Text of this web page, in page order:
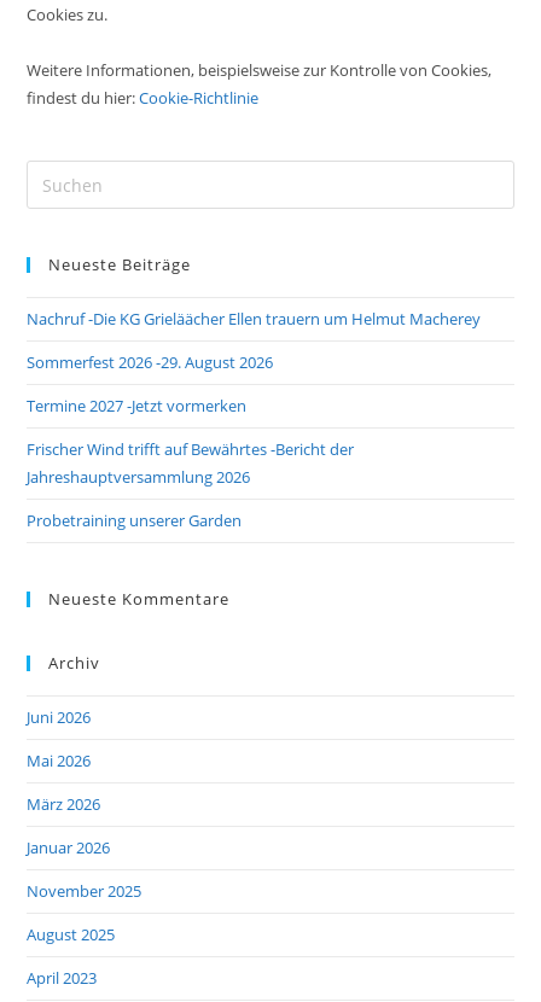
Cookies zu.
Weitere Informationen, beispielsweise zur Kontrolle von Cookies,
findest du hier:Cookie-Richtlinie
Neueste Beiträge
Nachruf -Die KG Grieläächer Ellen trauern um Helmut Macherey
Sommerfest 2026 -29. August 2026
Termine 2027 -Jetzt vormerken
Frischer Wind trifft auf Bewährtes -Bericht der
Jahreshauptversammlung 2026
Probetraining unserer Garden
Neueste Kommentare
Archiv
Juni 2026
Mai 2026
März 2026
Januar 2026
November 2025
August 2025
April 2023